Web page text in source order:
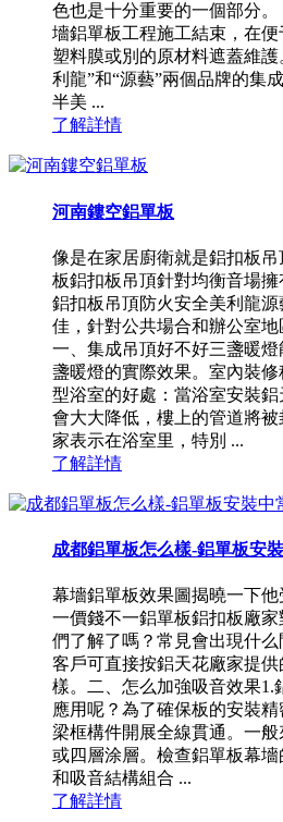
色也是十分重要的一個部分
墻鋁單板工程施工結束，在
塑料膜或別的原材料遮蓋維
利龍”和“源藝”兩個品牌的集
半美 ...
了解詳情
河南鏤空鋁單板
像是在家居廚衛就是鋁扣板
板鋁扣板吊頂針對均衡音場
鋁扣板吊頂防火安全美利龍
佳，針對公共場合和辦公室地
一、集成吊頂好不好三盞暖
盞暖燈的實際效果。室內裝
型浴室的好處：當浴室安裝
會大大降低，樓上的管道將
家表示在浴室里，特別 ...
了解詳情
成都鋁單板怎么樣-鋁單板安
幕墻鋁單板效果圖揭曉一下
一價錢不一鋁單板鋁扣板廠
們了解了嗎？常見會出現什么
客戶可直接按鋁天花廠家提
樣。二、怎么加強吸音效果1.
應用呢？為了確保板的安裝
梁框構件開展全線貫通。一
或四層涂層。檢查鋁單板幕
和吸音結構組合 ...
了解詳情